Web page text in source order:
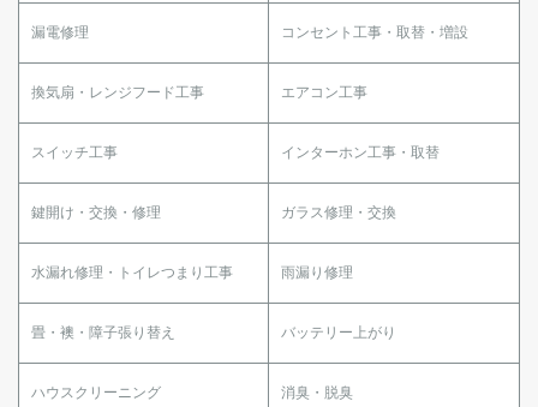
漏電修理 コンセント工事・取替・増設
換気扇・レンジフード工事 エアコン工事
スイッチ工事 インターホン工事・取替
鍵開け・交換・修理 ガラス修理・交換
水漏れ修理・トイレつまり工事 雨漏り修理
畳・襖・障子張り替え バッテリー上がり
ハウスクリーニング 消臭・脱臭